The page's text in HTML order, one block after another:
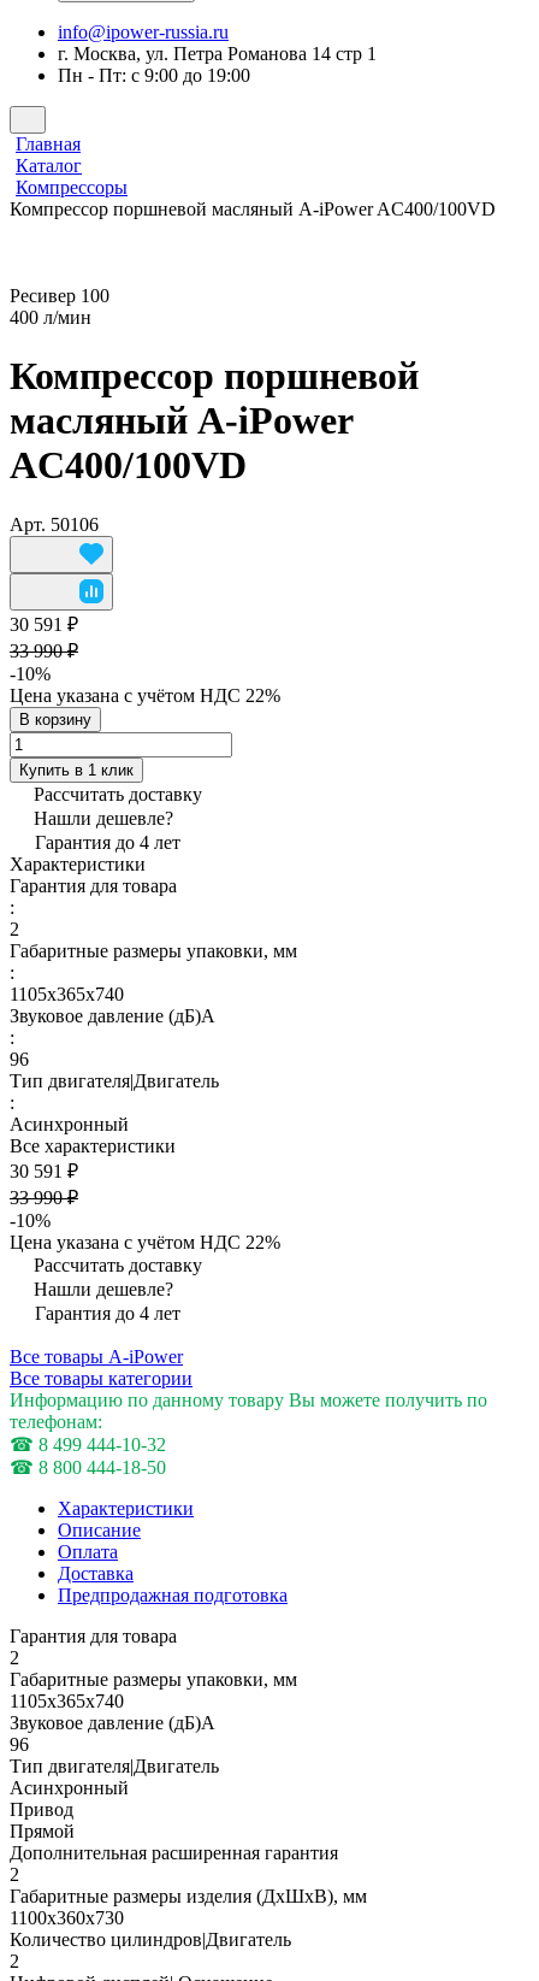
info@ipower-russia.ru
г. Москва, ул. Петра Романова 14 стр 1
Пн - Пт: с 9:00 до 19:00
Главная
Каталог
Компрессоры
Компрессор поршневой масляный A-iPower AC400/100VD
Ресивер 100
400 л/мин
Компрессор поршневой
масляный A-iPower
AC400/100VD
Арт. 50106
30 591 ₽
33 990 ₽
-10%
Цена указана с учётом НДС 22%
В корзину
Купить в 1 клик
Рассчитать доставку
Нашли дешевле?
Гарантия до 4 лет
Характеристики
Гарантия для товара
:
2
Габаритные размеры упаковки, мм
:
1105х365х740
Звуковое давление (дБ)А
:
96
Тип двигателя|Двигатель
:
Асинхронный
Все характеристики
30 591 ₽
33 990 ₽
-10%
Цена указана с учётом НДС 22%
Рассчитать доставку
Нашли дешевле?
Гарантия до 4 лет
Все товары A-iPower
Все товары категории
Информацию по данному товару Вы можете получить по
телефонам:
☎ 8 499 444-10-32
☎ 8 800 444-18-50
Характеристики
Описание
Оплата
Доставка
Предпродажная подготовка
Гарантия для товара
2
Габаритные размеры упаковки, мм
1105х365х740
Звуковое давление (дБ)А
96
Тип двигателя|Двигатель
Асинхронный
Привод
Прямой
Дополнительная расширенная гарантия
2
Габаритные размеры изделия (ДхШхВ), мм
1100х360х730
Количество цилиндров|Двигатель
2